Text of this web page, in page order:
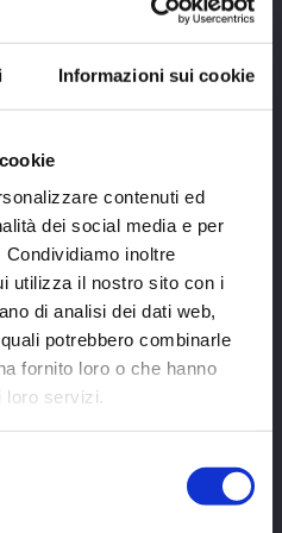
Informazioni sui cookie
contenuti ed
dei social media e per
inoltre
utilizza il nostro sito con i
di analisi dei dati web,
potrebbero combinarle
fornito loro o che hanno
loro servizi.
chiara la situazione
tua
del Terzo
e Obiettivi:
una strategia per